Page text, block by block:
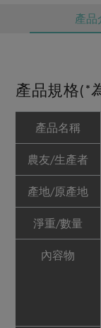
產品
產品規格(*
產品名稱
農友/生產者
產地/原產地
淨重/數量
內容物